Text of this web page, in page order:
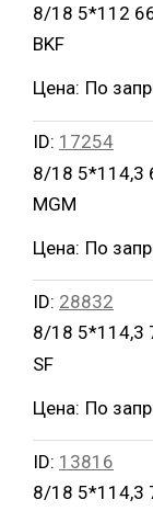
8/18 5*112
BKF
Цена: По
ID: 17254
8/18 5*114,3
MGM
Цена: По
ID: 28832
8/18 5*114,3
SF
Цена: По
ID: 13816
8/18 5*114,3